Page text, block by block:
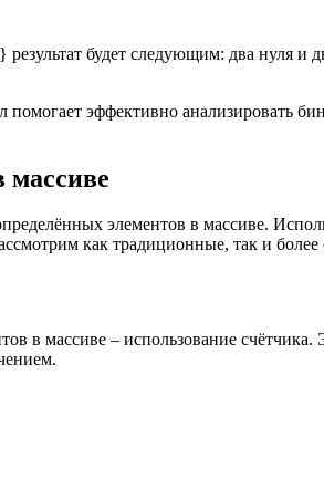
будет следующим: два нуля
помогает эффективно
элементов в массиве.
как традиционные, так и
в массиве – использование